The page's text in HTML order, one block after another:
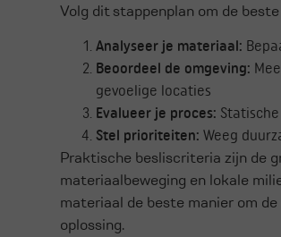
Volg dit stappenplan om de
Analyseer je materiaal:
Beoordeel de omgeving:
gevoelige locaties
Evalueer je proces:
Stel prioriteiten: Weeg
Praktische besliscriteria zijn de
materiaalbeweging en lokale
materiaal de beste manier om
oplossing.